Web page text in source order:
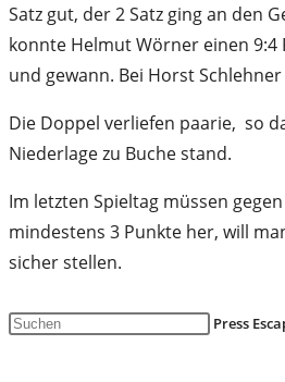
Satz gut, der 2 Satz ging an den
konnte Helmut Wörner einen 9:4
und gewann. Bei Horst
Die Doppel verliefen paarie, so
Niederlage zu Buche stand.
Im letzten Spieltag müssen
mindestens 3 Punkte her, will
sicher stellen.
Press